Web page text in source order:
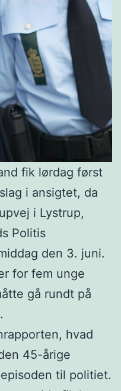
fik lørdag først
i ansigtet, da
i Lystrup,
Politis
den 3. juni.
for fem unge
gå rundt på
hvad
45-årige
til politiet.